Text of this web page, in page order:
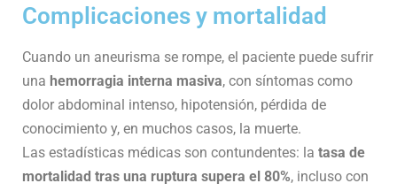
Complicaciones y mortalidad
Cuando un aneurisma se rompe, el paciente puede sufrir
una hemorragia interna masiva, con síntomas como
dolor abdominal intenso, hipotensión, pérdida de
conocimiento y, en muchos casos, la muerte.
Las estadísticas médicas son contundentes: la tasa de
mortalidad tras una ruptura supera el 80%, incluso con